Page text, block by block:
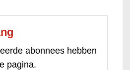
abonnees hebben
pagina.